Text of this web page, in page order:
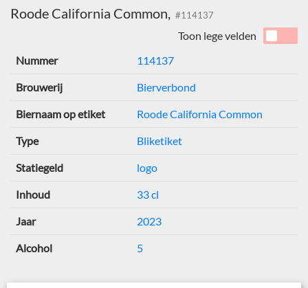
Roode California Common, #114137
Toon lege velden
Nummer
114137
Brouwerij Bierverbond
Biernaam op etiket Roode California Common
Type Bliketiket
Statiegeld logo
Inhoud 33 cl
Jaar 2023
Alcohol 5